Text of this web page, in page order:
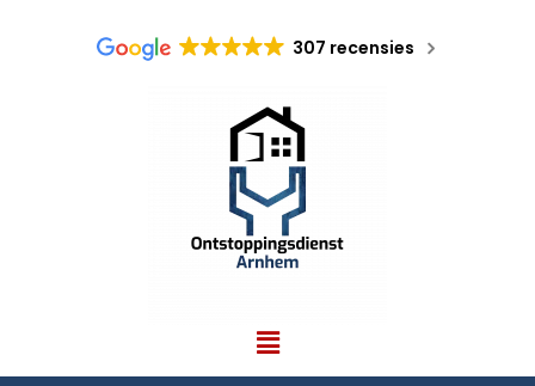
307 recensies